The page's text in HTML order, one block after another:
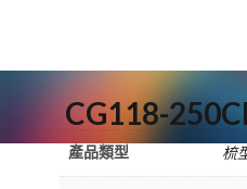
CG118-
產品類型 梳